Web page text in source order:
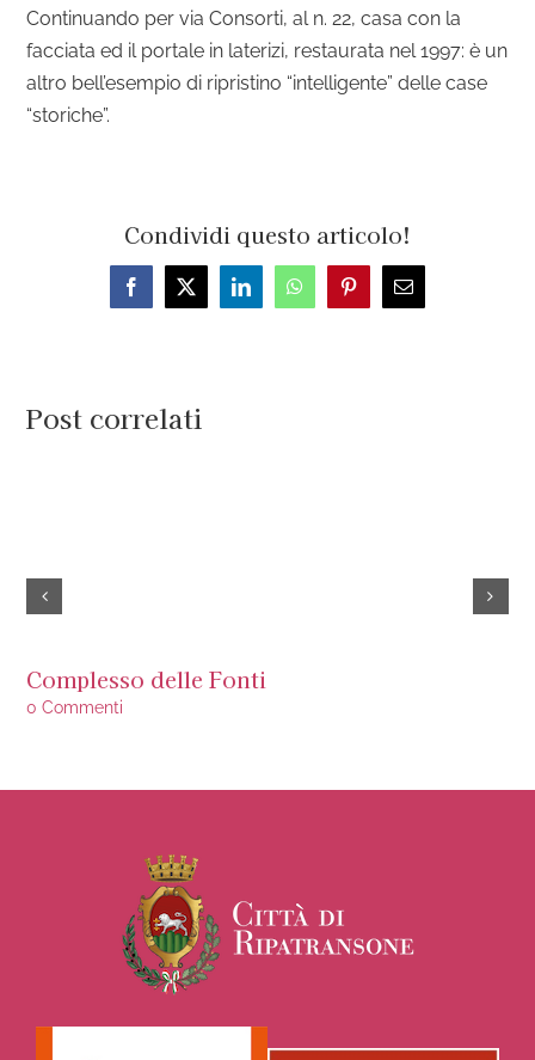
Continuando per via Consorti, al n. 22, casa con la
facciata ed il portale in laterizi, restaurata nel 1997: è un
altro bell’esempio di ripristino “intelligente” delle case
“storiche”.
Condividi questo articolo!
Facebook
X LinkedInWhatsAppPinterestEmail
Post correlati
Complesso delle Fonti
0 Commenti